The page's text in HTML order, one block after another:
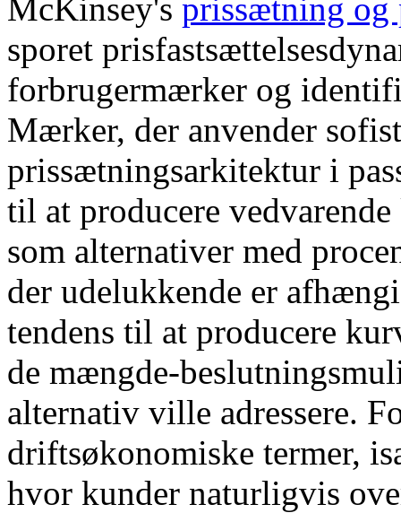
McKinsey's prissætning og
sporet
forbrugermærker og
Mærker, der anvender
prissætningsarkitektur i
til at producere
som alternativer med
der udelukkende er
tendens til at producere
de mængde-
alternativ ville adressere.
driftsøkonomiske termer,
hvor kunder naturligvis